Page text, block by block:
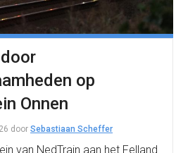
op
Onnen
door Sebastiaan Scheffer
van NedTrain aan het Felland